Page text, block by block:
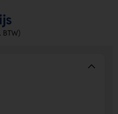
giveaway of praktisch
een prijs op.